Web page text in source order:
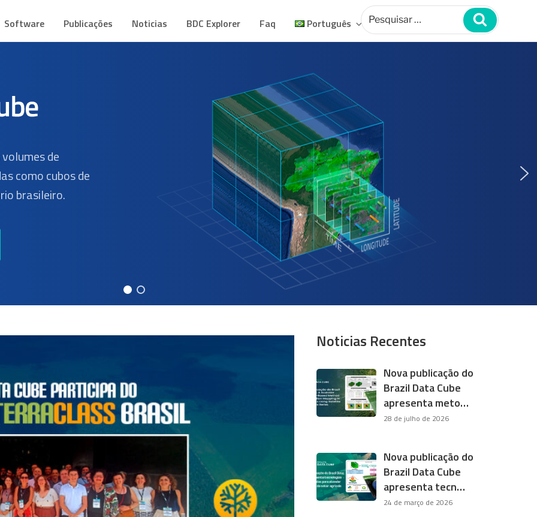
de Dados Geoespaciais
Software Publicações Noticias BDC Explorer Faq Português
Pesquisar
por:
Pesquisar
de
como cubos de
brasileiro.
Noticias Recentes
Nova publicação do
Brazil Data Cube
apresenta meto…
28 de julho de 2026
Nova publicação do
Brazil Data Cube
apresenta tecn…
24 de março de 2026